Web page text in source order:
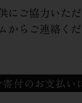
ご協力いた
らご連絡くだ
寄付のお支払い